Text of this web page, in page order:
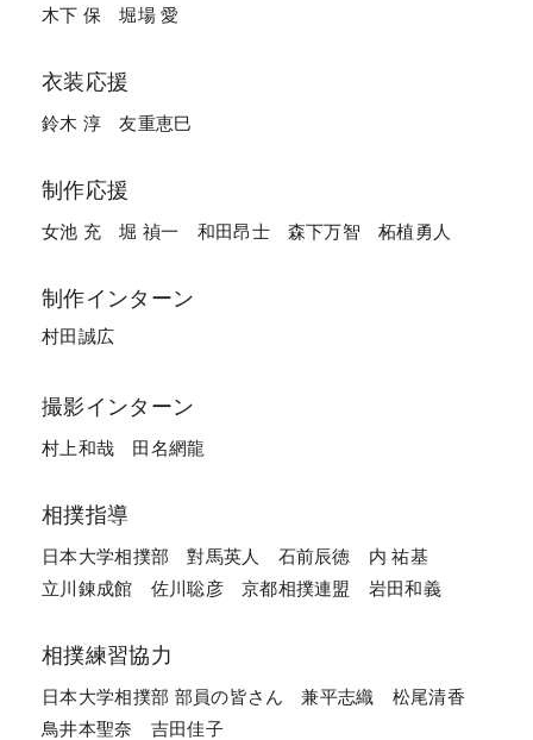
木下 保 堀場 愛
衣装応援
鈴木 淳 友重恵巳
制作応援
女池 充 堀 禎一 和田昂士 森下万智 柘植勇人
制作インターン
村田誠広
撮影インターン
村上和哉 田名網龍
相撲指導
日本大学相撲部 對馬英人 石前辰徳
内 祐基
立川錬成館
佐川聡彦 京都相撲連盟 岩田和義
相撲練習協力
日本大学相撲部 部員の皆さん 兼平志織
松尾清香
鳥井本聖奈
吉田佳子